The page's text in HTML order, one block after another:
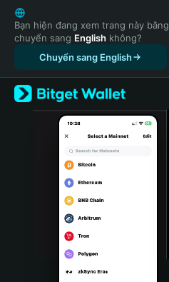
English
日本語
Tiếng Việt
Русский
Español (Latinoamérica)
Türkçe
Italiano
Português (Portugal)
Bahasa Indonesia
Bạn hiện đang xem trang này bằng
chuyển sang English không?
Chuyển sang English